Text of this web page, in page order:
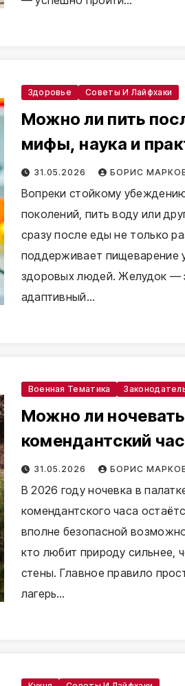
Здоровье Советы И Лайфхаки
Можно ли пить
мифы, наука и
советы
31.05.2026 БОРИС
Вопреки стойкому
поколений, пить воду или
сразу после еды не только
поддерживает пищеварение
здоровых людей. Желудок —
адаптивный…
Военная Тематика
Можно ли ночевать
комендантский час
31.05.2026 БОРИС
В 2026 году ночевка в
комендантского часа
вполне безопасной
кто любит природу сильнее,
стены. Главное правило
лагерь…